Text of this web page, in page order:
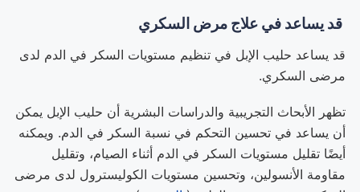
قد يساعد في علاج مرض السكري
قد يساعد حليب الإبل في تنظيم مستويات السكر في الدم لدى
مرضى السكري.
تظهر الأبحاث التجريبية والدراسات البشرية أن حليب الإبل يمكن
أن يساعد في تحسين التحكم في نسبة السكر في الدم. ويمكنه
أيضًا تقليل مستويات السكر في الدم أثناء الصيام، وتقليل
مقاومة الأنسولين، وتحسين مستويات الكوليسترول لدى مرضى